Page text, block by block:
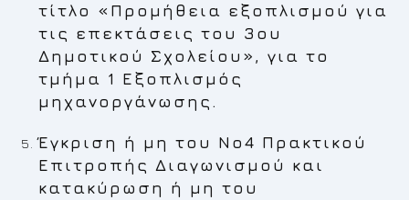
τίτλο «Προμήθεια εξοπλισμού για
τις επεκτάσεις του 3ου
Δημοτικού Σχολείου», για το
τμήμα 1 Εξοπλισμός
μηχανοργάνωσης.
Έγκριση ή μη του Νο4 Πρακτικού
Επιτροπής Διαγωνισμού και
κατακύρωση ή μη του